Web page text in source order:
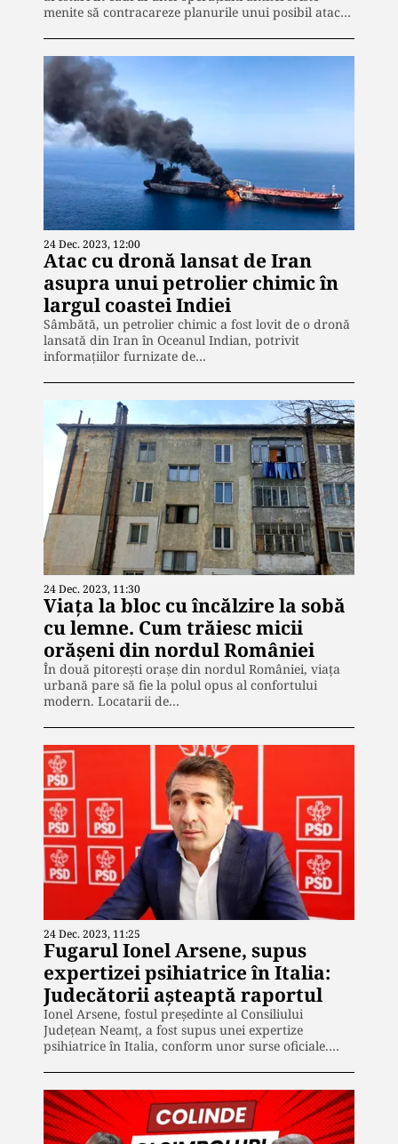
menite să contracareze planurile unui posibil atac…
24 Dec. 2023, 12:00
Atac cu dronă lansat de Iran
asupra unui petrolier chimic în
largul coastei Indiei
Sâmbătă, un petrolier chimic a fost lovit de o dronă
lansată din Iran în Oceanul Indian, potrivit
informațiilor furnizate de…
24 Dec. 2023, 11:30
Viața la bloc cu încălzire la sobă
cu lemne. Cum trăiesc micii
orășeni din nordul României
În două pitorești orașe din nordul României, viața
urbană pare să fie la polul opus al confortului
modern. Locatarii de…
24 Dec. 2023, 11:25
Fugarul Ionel Arsene, supus
expertizei psihiatrice în Italia:
Judecătorii așteaptă raportul
Ionel Arsene, fostul președinte al Consiliului
Județean Neamț, a fost supus unei expertize
psihiatrice în Italia, conform unor surse oficiale.…